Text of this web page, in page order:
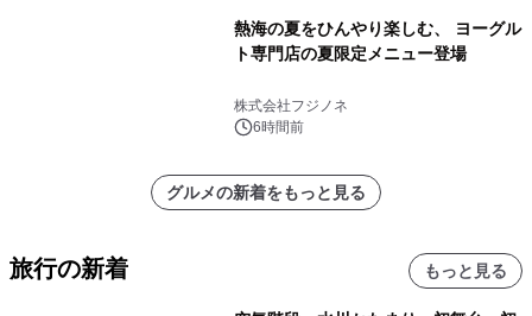
熱海の夏をひんやり楽しむ、 ヨーグル
ト専門店の夏限定メニュー登場
株式会社フジノネ
6時間前
グルメの新着をもっと見る
旅行の新着 もっと見る